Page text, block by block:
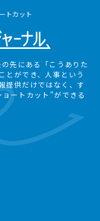
トカット
先にある
「こうありた
ができ、 人事という
供だけではなく、 す
ートカット”ができる